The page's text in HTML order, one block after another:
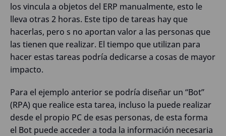
los vincula a objetos del ERP manualmente, esto le
lleva otras 2 horas. Este tipo de tareas hay que
hacerlas, pero s no aportan valor a las personas que
las tienen que realizar. El tiempo que utilizan para
hacer estas tareas podría dedicarse a cosas de mayor
impacto.
Para el ejemplo anterior se podría diseñar un “Bot”
(RPA) que realice esta tarea, incluso la puede realizar
desde el propio PC de esas personas, de esta forma
el Bot puede acceder a toda la información necesaria